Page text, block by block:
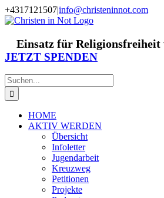
Zum
Inhalt
+4317121507|info@christeninnot.com
Facebook
Instagram
X
Spenden
Newsletter
Einsatz für Religionsfreiheit
JETZT SPENDEN
Suche
nach:
HOME
AKTIV WERDEN
Übersicht
Infoletter
Jugendarbeit
Kreuzweg
Petitionen
Projekte